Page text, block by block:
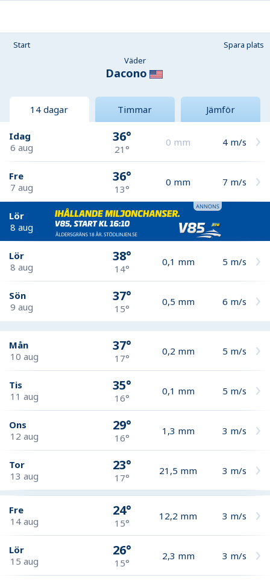
Start
Spara plats
Väder
Dacono
14 dagar Timmar Jämför
Idag
6 aug
36°
21°
0 mm 4 m/s
Fre
7 aug
36°
13°
0 mm 7 m/s
Lör
8 aug
Lör
8 aug
38°
14°
0,1 mm 5 m/s
Sön
9 aug
37°
15°
0,5 mm 6 m/s
Mån
10 aug
37°
17°
0,2 mm 5 m/s
Tis
11 aug
35°
16°
0,1 mm 5 m/s
Ons
12 aug
29°
16°
1,3 mm 3 m/s
Tor
13 aug
23°
17°
21,5 mm 3 m/s
Fre
14 aug
24°
15°
12,2 mm 3 m/s
Lör
15 aug
26°
15°
2,3 mm 3 m/s